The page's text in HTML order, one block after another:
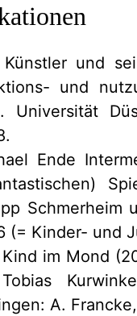
Künstler und
und
Universität
Ende
Schmerheim
(= Kinder- und
Kind im Mond
A.